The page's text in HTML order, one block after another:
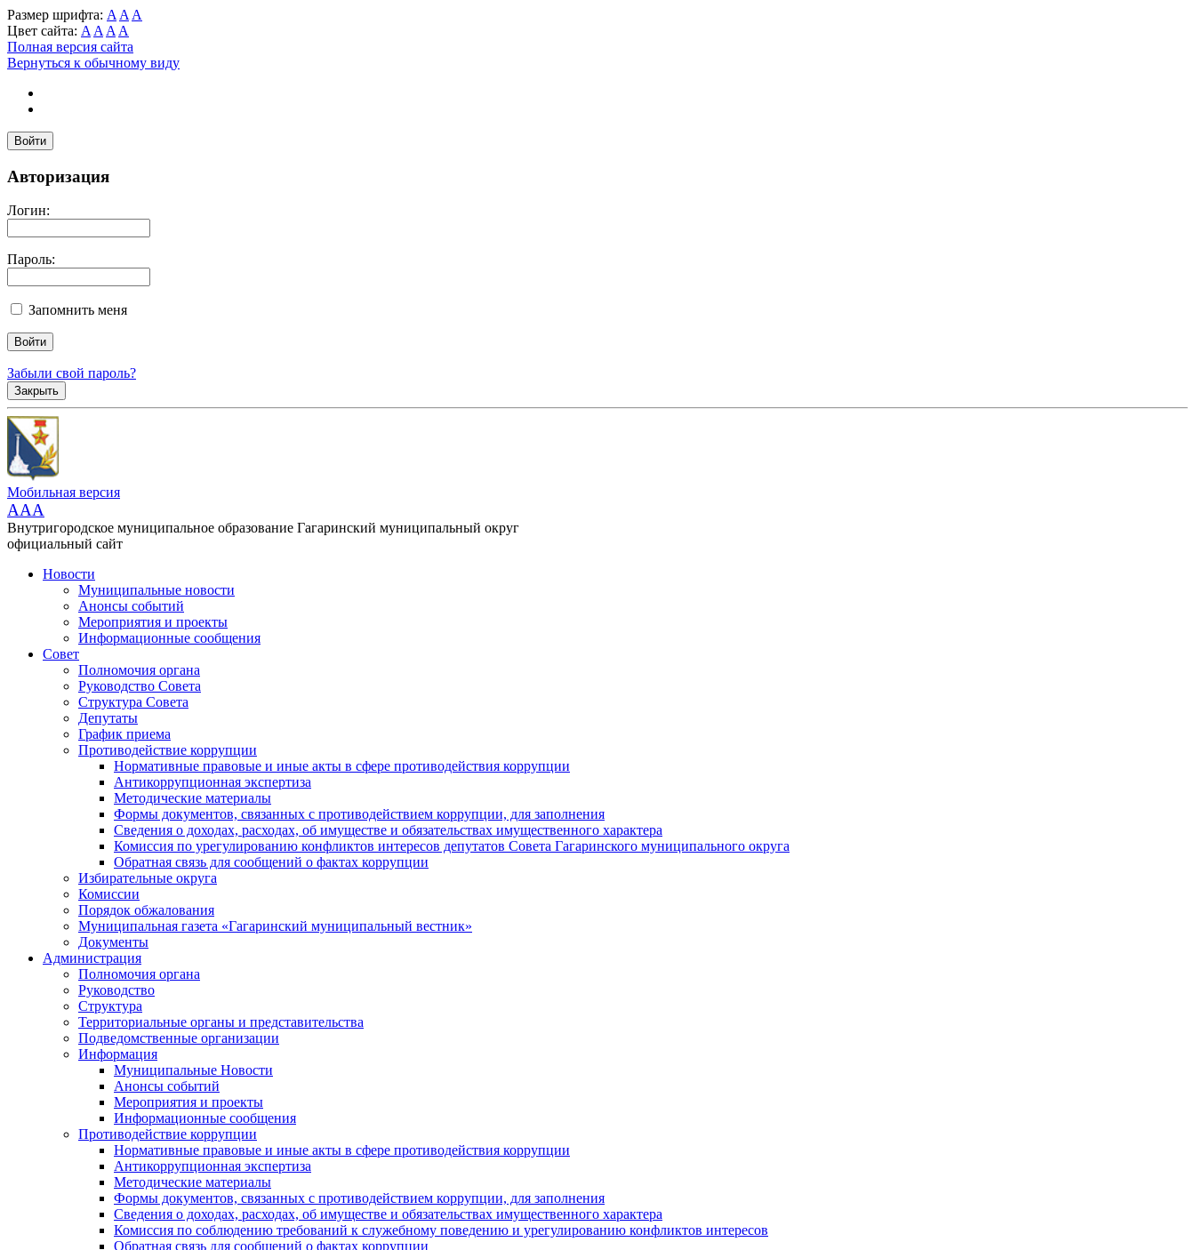
Размер шрифта: A A A
Цвет сайта: A A A A
Полная версия сайта
Вернуться к обычному виду
Войти
Авторизация
Логин:
Пароль:
Запомнить меня
Забыли свой пароль?
Закрыть
Мобильная версия
AAA
Внутригородское муниципальное образование Гагаринский муниципальный округ
официальный сайт
Новости
Муниципальные новости
Анонсы событий
Мероприятия и проекты
Информационные сообщения
Совет
Полномочия органа
Руководство Совета
Структура Совета
Депутаты
График приема
Противодействие коррупции
Нормативные правовые и иные акты в сфере противодействия коррупции
Антикоррупционная экспертиза
Методические материалы
Формы документов, связанных с противодействием коррупции, для заполнения
Сведения о доходах, расходах, об имуществе и обязательствах имущественного характера
Комиссия по урегулированию конфликтов интересов депутатов Совета Гагаринского муниципального округа
Обратная связь для сообщений о фактах коррупции
Избирательные округа
Комиссии
Порядок обжалования
Муниципальная газета «Гагаринский муниципальный вестник»
Документы
Администрация
Полномочия органа
Руководство
Структура
Территориальные органы и представительства
Подведомственные организации
Информация
Муниципальные Новости
Анонсы событий
Мероприятия и проекты
Информационные сообщения
Противодействие коррупции
Нормативные правовые и иные акты в сфере противодействия коррупции
Антикоррупционная экспертиза
Методические материалы
Формы документов, связанных с противодействием коррупции, для заполнения
Сведения о доходах, расходах, об имуществе и обязательствах имущественного характера
Комиссия по соблюдению требований к служебному поведению и урегулированию конфликтов интересов
Обратная связь для сообщений о фактах коррупции